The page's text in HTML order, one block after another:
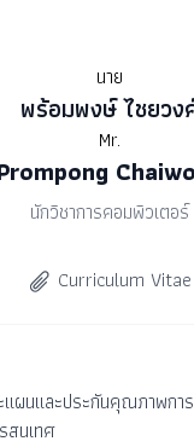
นาย
พร้อมพงษ์ ไชยวง
Mr.
นักวิชาการคอมพิวเตอร์
Curriculum Vitae
แผนและประกันคุณภาพกา
สนเทศ